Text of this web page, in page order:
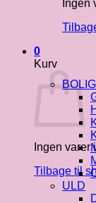
Ingen
0
Kurv
Ingen varer
Tilbage til
ULD